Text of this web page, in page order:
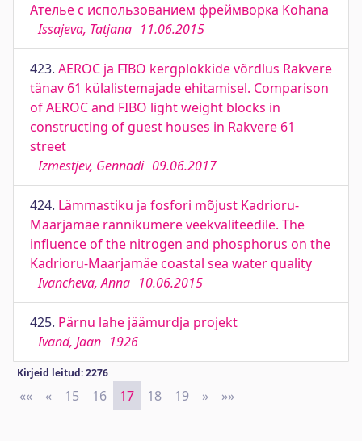
Ателье с использованием фреймворка Kohana
Issajeva, Tatjana 11.06.2015
423. AEROC ja FIBO kergplokkide võrdlus Rakvere
tänav 61 külalistemajade ehitamisel. Comparison
of AEROC and FIBO light weight blocks in
constructing of guest houses in Rakvere 61
street
Izmestjev, Gennadi 09.06.2017
424. Lämmastiku ja fosfori mõjust Kadrioru-
Maarjamäe rannikumere veekvaliteedile. The
influence of the nitrogen and phosphorus on the
Kadrioru-Maarjamäe coastal sea water quality
Ivancheva, Anna 10.06.2015
425. Pärnu lahe jäämurdja projekt
Ivand, Jaan 1926
Kirjeid leitud: 2276
«« First
« Previous
15 16 17 18 19 » Next
»»